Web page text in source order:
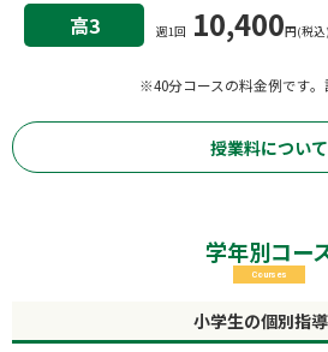
高3 週1回 10,400円(税込
※40分コースの料金例です。
授業料について
学年別コー
Courses
小学生の個別指